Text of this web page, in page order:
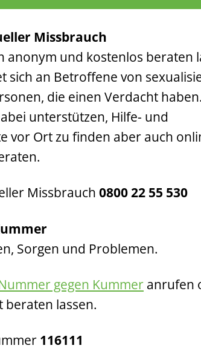
Missbrauch
anonym und kostenlos beraten
sich an Betroffene von
die einen Verdacht
unterstützen, Hilfe- und
vor Ort zu finden aber auch
Missbrauch 0800 22 55 530
Sorgen und Problemen.
gegen Kummer anrufen
beraten lassen.
116111